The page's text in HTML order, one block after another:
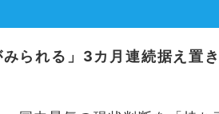
られる」3カ月連続据え置き